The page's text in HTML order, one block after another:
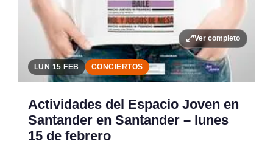
Ver completo
LUN 15 FEB CONCIERTOS
Actividades del Espacio Joven en
Santander en Santander – lunes
15 de febrero